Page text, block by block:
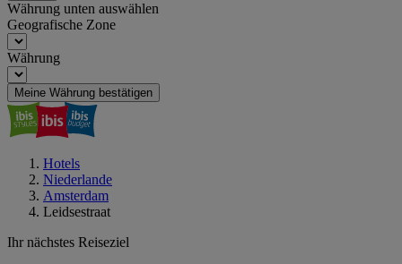
Währung unten auswählen
Geografische Zone
Währung
Meine Währung bestätigen
Hotels
Niederlande
Amsterdam
Leidsestraat
Ihr nächstes Reiseziel